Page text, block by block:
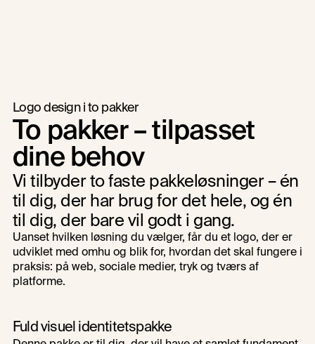
Logo design i to pakker
To pakker – tilpasset
dine behov
Vi tilbyder to faste pakkeløsninger – én
til dig, der har brug for det hele, og én
til dig, der bare vil godt i gang.
Uanset hvilken løsning du vælger, får du et logo, der er
udviklet med omhu og blik for, hvordan det skal fungere i
praksis: på web, sociale medier, tryk og tværs af
platforme.
Fuld visuel identitetspakke